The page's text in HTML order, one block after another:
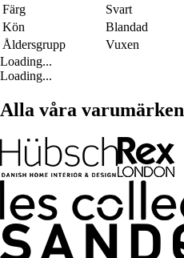
Färg
Svart
Kön
Blandad
Åldersgrupp
Vuxen
Loading...
Loading...
Alla våra varumärken